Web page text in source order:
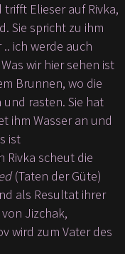
Elieser auf Rivka,
Sie spricht zu ihm
.. ich werde auch
wir hier sehen ist
Brunnen, wo die
rasten. Sie hat
ihm Wasser an und
ist
Rivka scheut die
(Taten der Güte)
als Resultat ihrer
Jizchak,
wird zum Vater des